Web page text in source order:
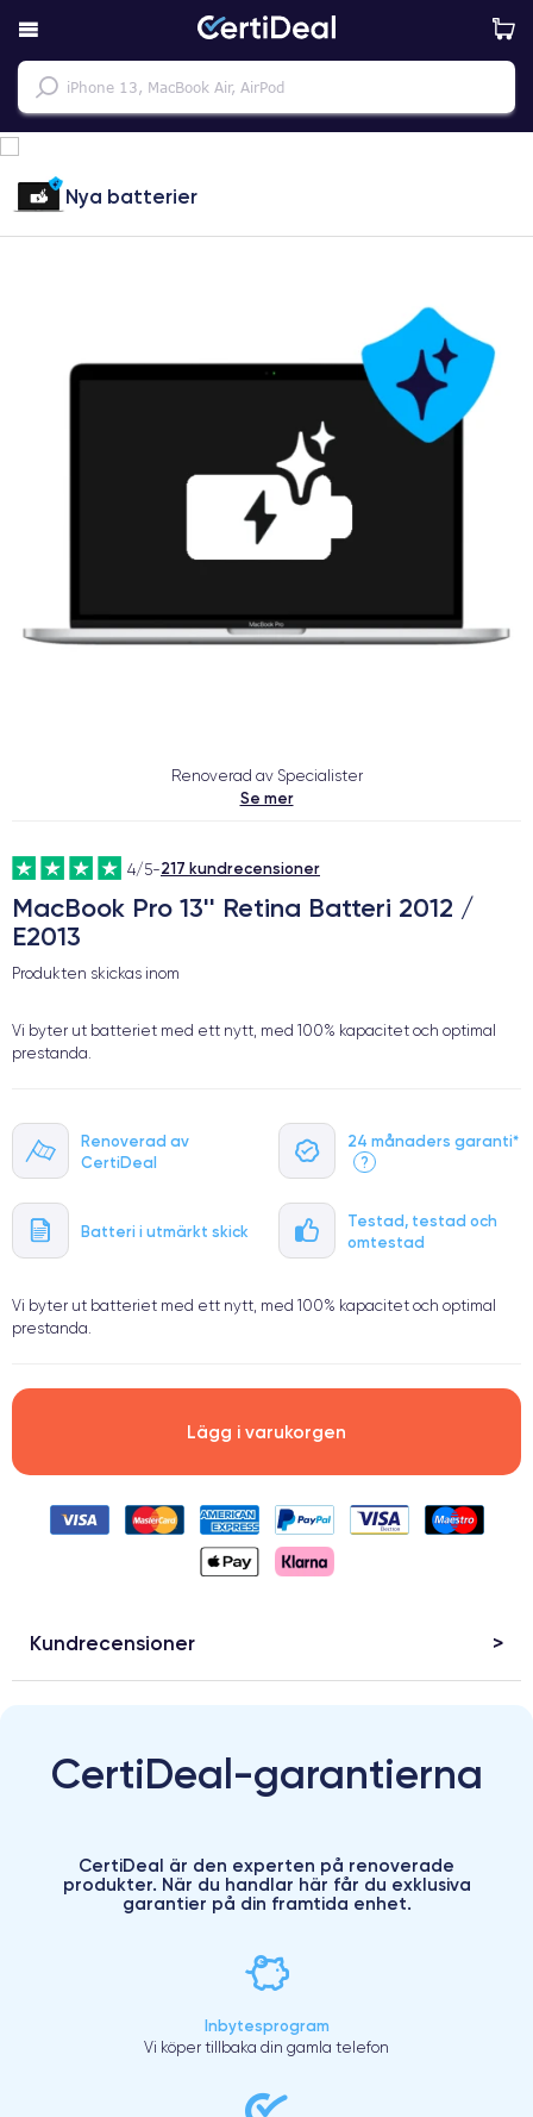
Nya batterier
Renoverad av Specialister
Se mer
4/5-217 kundrecensioner
MacBook Pro 13'' Retina Batteri 2012 /
E2013
Produkten skickas inom
Vi byter ut batteriet med ett nytt, med 100% kapacitet och optimal
prestanda.
Renoverad av
CertiDeal
24 månaders garanti*
?
Batteri i utmärkt skick
Testad, testad och
omtestad
Vi byter ut batteriet med ett nytt, med 100% kapacitet och optimal
prestanda.
Lägg i varukorgen
Kundrecensioner
CertiDeal-garantierna
CertiDeal är den experten på renoverade
produkter. När du handlar här får du exklusiva
garantier på din framtida enhet.
Inbytesprogram
Vi köper tillbaka din gamla telefon